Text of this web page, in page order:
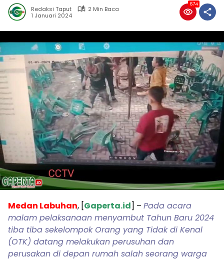
Redaksi Taput
2 Min Baca
1 Januari 2024
674
Medan Labuhan, [Gaperta.id] – Pada acara
malam pelaksanaan menyambut Tahun Baru 2024
tiba tiba sekelompok Orang yang Tidak di Kenal
(OTK) datang melakukan perusuhan dan
perusakan di depan rumah salah seorang warga